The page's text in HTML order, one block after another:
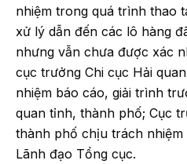
nhiệm trong quá trình thao
xử lý dẫn đến các lô hàng
nhưng vẫn chưa được xác
cục trưởng Chi cục Hải
nhiệm báo cáo, giải trình
quan tỉnh, thành phố; Cục
thành phố chịu trách
Lãnh đạo Tổng cục.